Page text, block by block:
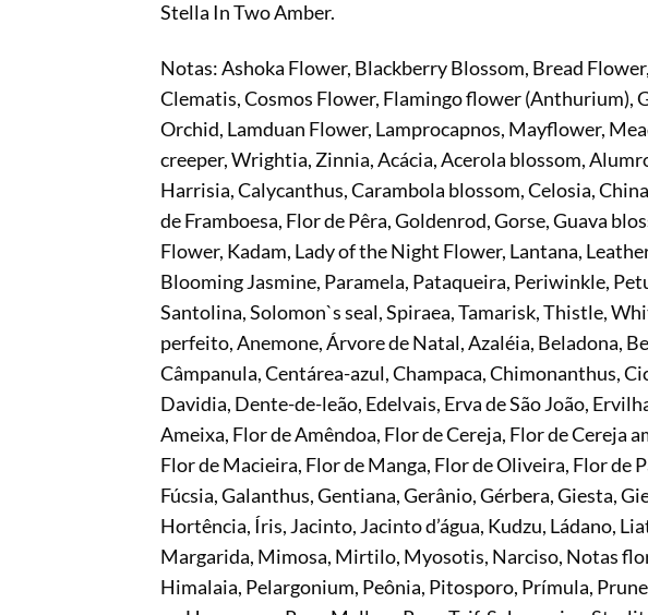
Stella In Two Amber.
Notas: Ashoka Flower, Blackberry Blossom, Bread
Clematis, Cosmos Flower, Flamingo flower (Anthurium),
Orchid, Lamduan Flower, Lamprocapnos, Mayflower,
creeper, Wrightia, Zinnia, Acácia, Acerola blossom,
Harrisia, Calycanthus, Carambola blossom, Celosia,
de Framboesa, Flor de Pêra, Goldenrod, Gorse, Guava
Flower, Kadam, Lady of the Night Flower, Lantana,
Blooming Jasmine, Paramela, Pataqueira, Periwinkle,
Santolina, Solomon`s seal, Spiraea, Tamarisk, Thistle,
perfeito, Anemone, Árvore de Natal, Azaléia, Beladona,
Câmpanula, Centárea-azul, Champaca, Chimonanthus,
Davidia, Dente-de-leão, Edelvais, Erva de São João,
Ameixa, Flor de Amêndoa, Flor de Cereja, Flor de Cereja
Flor de Macieira, Flor de Manga, Flor de Oliveira, Flor de
Fúcsia, Galanthus, Gentiana, Gerânio, Gérbera, Giesta,
Hortência, Íris, Jacinto, Jacinto d’água, Kudzu, Ládano,
Margarida, Mimosa, Mirtilo, Myosotis, Narciso, Notas
Himalaia, Pelargonium, Peônia, Pitosporo, Prímula,